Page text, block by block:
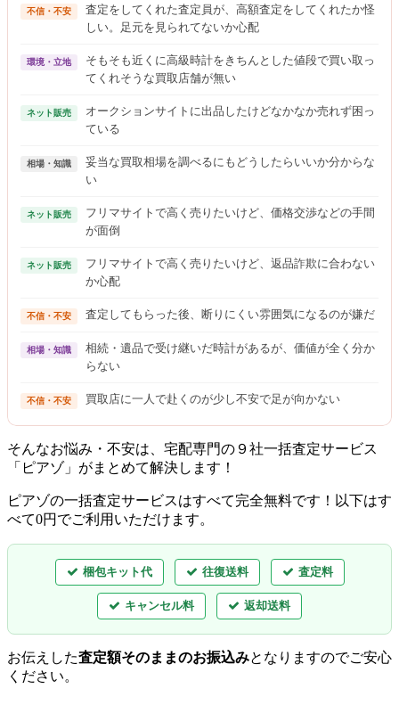
不信・不安
査定をしてくれた査定員が、高額査定をしてくれたか怪
しい。足元を見られてないか心配
環境・立地
そもそも近くに高級時計をきちんとした値段で買い取っ
てくれそうな買取店舗が無い
ネット販売
オークションサイトに出品したけどなかなか売れず困っ
ている
相場・知識
妥当な買取相場を調べるにもどうしたらいいか分からな
い
ネット販売
フリマサイトで高く売りたいけど、価格交渉などの手間
が面倒
ネット販売
フリマサイトで高く売りたいけど、返品詐欺に合わない
か心配
不信・不安 査定してもらった後、断りにくい雰囲気になるのが嫌だ
相場・知識
相続・遺品で受け継いだ時計があるが、価値が全く分か
らない
不信・不安 買取店に一人で赴くのが少し不安で足が向かない
そんなお悩み・不安は、宅配専門の９社一括査定サービス
「ピアゾ」がまとめて解決します！
ピアゾの一括査定サービスはすべて完全無料です！以下はす
べて0円でご利用いただけます。
梱包キット代 往復送料 査定料
キャンセル料 返却送料
お伝えした査定額そのままのお振込みとなりますのでご安心
ください。